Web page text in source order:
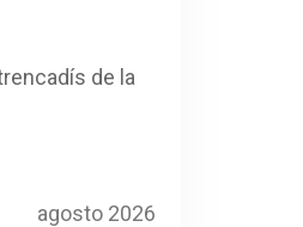
de la
agosto 2026